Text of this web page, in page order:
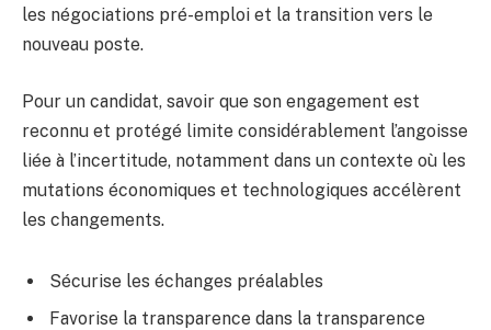
les négociations pré-emploi et la transition vers le
nouveau poste.
Pour un candidat, savoir que son engagement est
reconnu et protégé limite considérablement l’angoisse
liée à l’incertitude, notamment dans un contexte où les
mutations économiques et technologiques accélèrent
les changements.
Sécurise les échanges préalables
Favorise la transparence dans la transparence